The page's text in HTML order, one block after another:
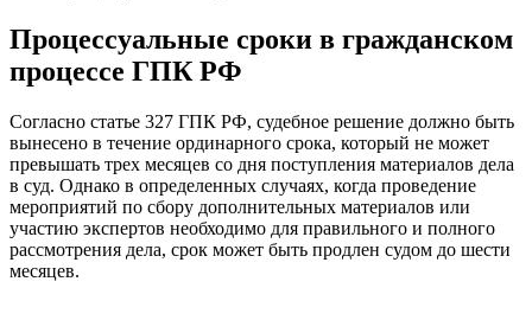
Процессуальные сроки в гражданском
процессе ГПК РФ
Согласно статье 327 ГПК РФ, судебное решение должно быть
вынесено в течение ординарного срока, который не может
превышать трех месяцев со дня поступления материалов дела
в суд. Однако в определенных случаях, когда проведение
мероприятий по сбору дополнительных материалов или
участию экспертов необходимо для правильного и полного
рассмотрения дела, срок может быть продлен судом до шести
месяцев.